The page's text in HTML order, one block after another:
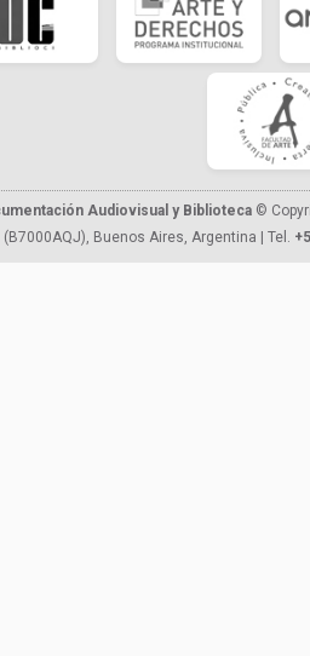
Audiovisual y Biblioteca ©
Buenos Aires, Argentina | Tel.